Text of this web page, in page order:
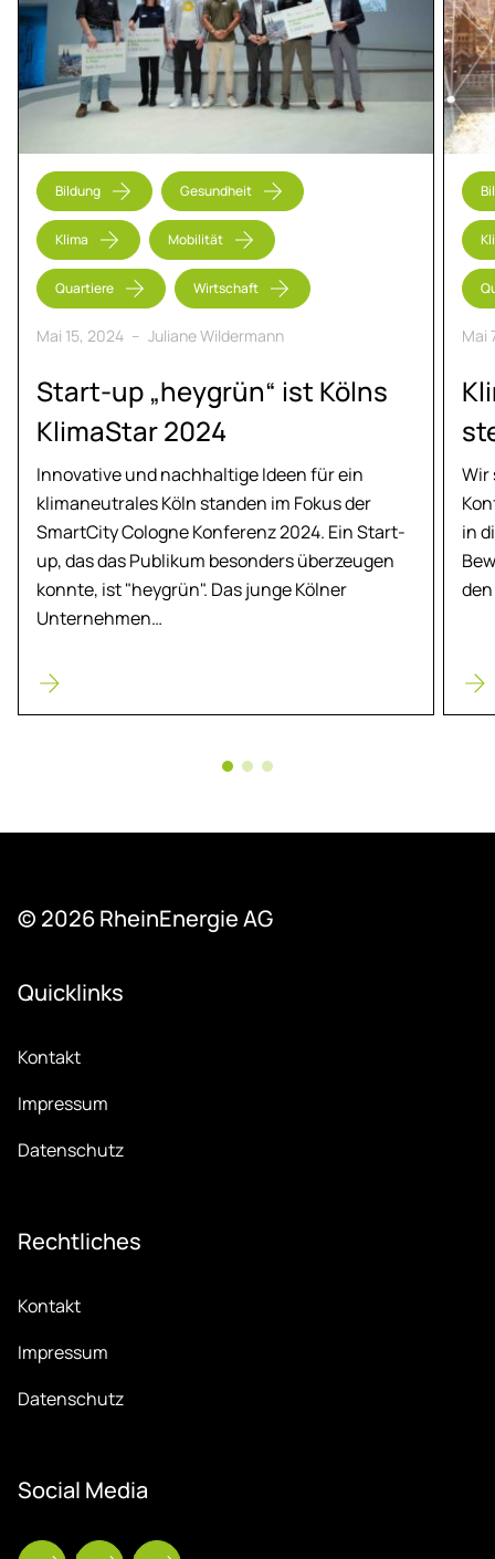
Bildung Gesundheit
Klima Mobilität
Quartiere Wirtschaft
Mai 15, 2024 – Juliane Wildermann
Start-up „heygrün“ ist Kölns
Kli­ma­Star 2024
Innovative und nachhaltige Ideen für ein
klimaneutrales Köln standen im Fokus der
SmartCity Cologne Konferenz 2024. Ein Start-
up, das das Publikum besonders überzeugen
konnte, ist "heygrün". Das junge Kölner
Unternehmen…
Mai
Wir
in
© 2026 Rhein­Ener­gie AG
Quicklinks
Kontakt
Impressum
Datenschutz
Recht­li­ches
Kontakt
Impressum
Datenschutz
So­ci­al Me­dia